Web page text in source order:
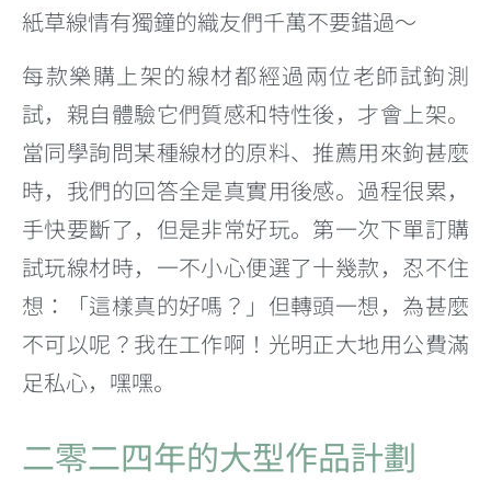
紙草線情有獨鐘的織友們千萬不要錯過～
每款樂購上架的線材都經過兩位老師試鉤測
試，親自體驗它們質感和特性後，才會上架。
當同學詢問某種線材的原料、推薦用來鉤甚麼
時，我們的回答全是真實用後感。過程很累，
手快要斷了，但是非常好玩。第一次下單訂購
試玩線材時，一不小心便選了十幾款，忍不住
想：「這樣真的好嗎？」但轉頭一想，為甚麼
不可以呢？我在工作啊！光明正大地用公費滿
足私心，嘿嘿。
二零二四年的大型作品計劃